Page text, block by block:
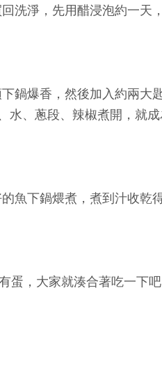
洗淨，先用醋浸泡約一天
鍋爆香，然後加入約兩大
水、蔥段、辣椒煮開，就成
魚下鍋煨煮，煮到汁收乾
蛋，大家就湊合著吃一下